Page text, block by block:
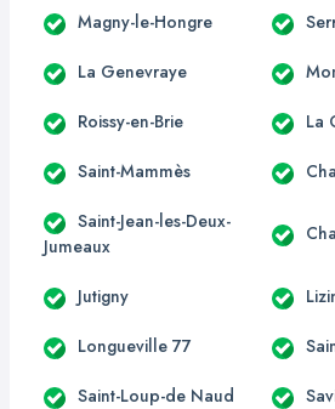
Magny-le-Hongre
La Genevraye
Roissy-en-Brie La
Saint-Mammès
Saint-Jean-les-Deux-
Jumeaux
Jutigny
Longueville 77
Saint-Loup-de Naud